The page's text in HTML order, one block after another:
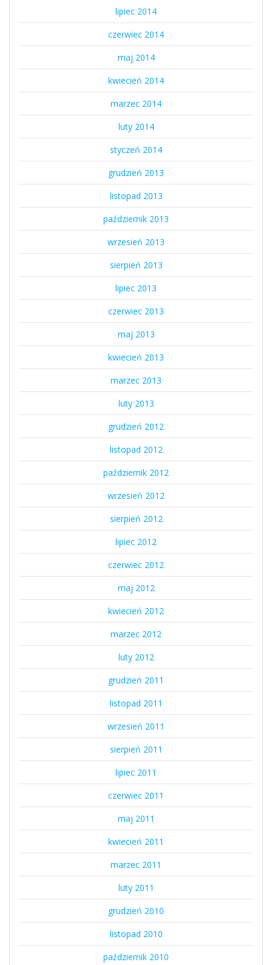
lipiec 2014
czerwiec 2014
maj 2014
kwiecień 2014
marzec 2014
luty 2014
styczeń 2014
grudzień 2013
listopad 2013
październik 2013
wrzesień 2013
sierpień 2013
lipiec 2013
czerwiec 2013
maj 2013
kwiecień 2013
marzec 2013
luty 2013
grudzień 2012
listopad 2012
październik 2012
wrzesień 2012
sierpień 2012
lipiec 2012
czerwiec 2012
maj 2012
kwiecień 2012
marzec 2012
luty 2012
grudzień 2011
listopad 2011
wrzesień 2011
sierpień 2011
lipiec 2011
czerwiec 2011
maj 2011
kwiecień 2011
marzec 2011
luty 2011
grudzień 2010
listopad 2010
październik 2010